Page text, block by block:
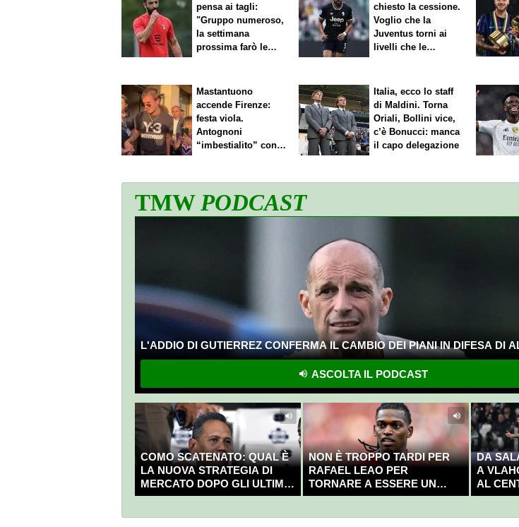
pensa ai tagli:
"Gruppo numeroso,
la settimana
prossima farò le
chiesto la cessione.
Voglio che la
Juventus torni ai
livelli che le
Mastantuono
accende Firenze:
festa viola.
Antognoni
“imbestialito” con
Italia, ecco lo staff
di Maldini. Torna
Oriali, Bollini vice,
c’è Bonucci: manca
il capo delegazione
TMWPODCAST
L'ADDIO DI GUTIERREZ CONFERMA IL CAMBIO DEI PIANI IN DIFESA DI
ASCOLTA IL PODCAST
COMO SCATENATO: QUAL È
LA NUOVA STRATEGIA DI
MERCATO DOPO GLI ULTIMI
COLPI?
NON È TROPPO TARDI PER
RAFAEL LEAO PER
TORNARE A ESSERE UN
CAMPIONE
DA
A
AL